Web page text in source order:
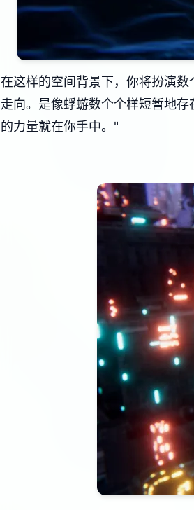
在这样的空间背景下，你将扮演
走向。是像蜉蝣数个个样短暂地
的力量就在你手中。"